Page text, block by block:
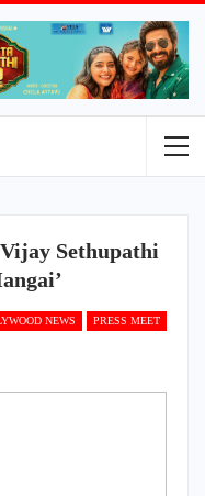
Sethupathi
NEWS PRESS MEET